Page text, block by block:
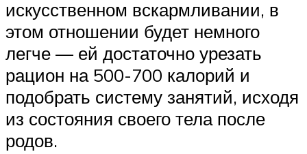
искусственном вскармливании, в
этом отношении будет немного
легче — ей достаточно урезать
рацион на 500-700 калорий и
подобрать систему занятий, исходя
из состояния своего тела после
родов.